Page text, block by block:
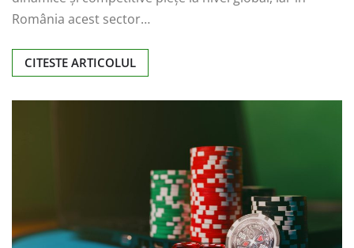
România acest sector…
CITESTE ARTICOLUL